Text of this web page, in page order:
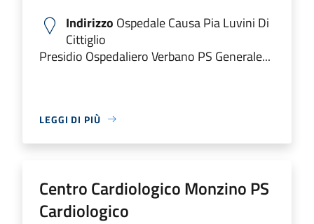
Indirizzo Ospedale Causa Pia Luvini Di
Cittiglio
Presidio Ospedaliero Verbano PS Generale...
LEGGI DI PIÙ
Centro Cardiologico Monzino PS
Cardiologico